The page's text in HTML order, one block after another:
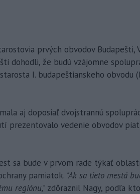
prvých obvodov Budapešti,
dohodli, že budú vzájomne
I. budapeštianskeho obvodu
aj doposiaľ dvojstrannú
prezentovalo vedenie obvodov
sa bude v prvom rade týkať
pamiatok. "Ak sa tieto mestá
regiónu," zdôraznil Nagy, podľa